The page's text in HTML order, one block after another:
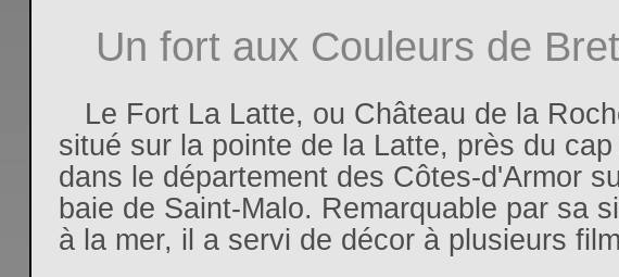
Un fort aux Couleurs de
Le Fort La Latte, ou Château de la
situé sur la pointe de la Latte, près du
dans le département des Côtes-d'Armor
baie de Saint-Malo. Remarquable par sa
à la mer, il a servi de décor à plusieurs